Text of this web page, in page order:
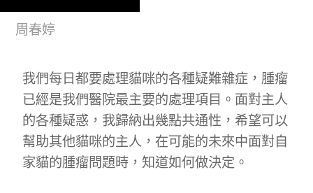
如何就診
關於喵屋
聯絡我們
第二醫療意見諮詢
周春婷
我們每日都要處理貓咪的各種疑難雜症，腫瘤
已經是我們醫院最主要的處理項目。面對主人
的各種疑惑，我歸納出幾點共通性，希望可以
幫助其他貓咪的主人，在可能的未來中面對自
家貓的腫瘤問題時，知道如何做決定。